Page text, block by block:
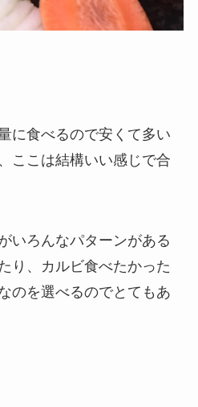
に食べるので安くて多い
ここは結構いい感じで合
いろんなパターンがある
り、カルビ食べたかった
のを選べるのでとてもあ